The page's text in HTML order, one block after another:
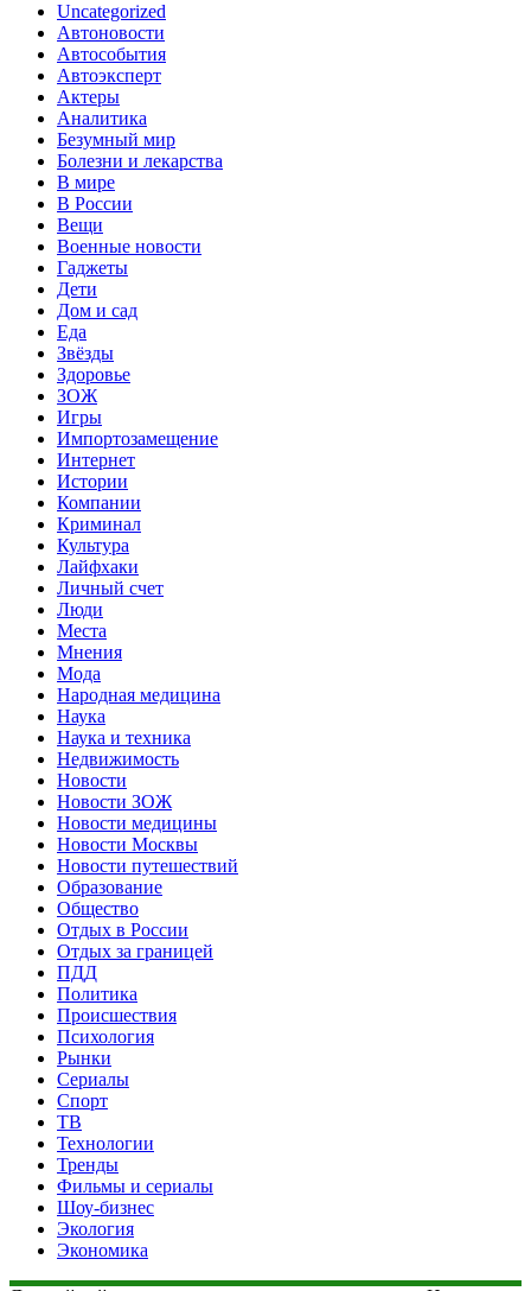
Uncategorized
Автоновости
Автособытия
Автоэксперт
Актеры
Аналитика
Безумный мир
Болезни и лекарства
В мире
В России
Вещи
Военные новости
Гаджеты
Дети
Дом и сад
Еда
Звёзды
Здоровье
ЗОЖ
Игры
Импортозамещение
Интернет
Истории
Компании
Криминал
Культура
Лайфхаки
Личный счет
Люди
Места
Мнения
Мода
Народная медицина
Наука
Наука и техника
Недвижимость
Новости
Новости ЗОЖ
Новости медицины
Новости Москвы
Новости путешествий
Образование
Общество
Отдых в России
Отдых за границей
ПДД
Политика
Происшествия
Психология
Рынки
Сериалы
Спорт
ТВ
Технологии
Тренды
Фильмы и сериалы
Шоу-бизнес
Экология
Экономика